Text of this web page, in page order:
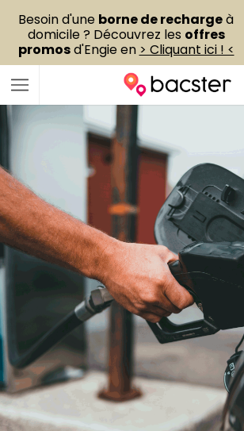
Besoin d'une borne de rechargeà
domicile ? Découvrez les offres
promosd'Engie en > Cliquant ici ! <